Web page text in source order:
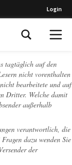
Login
tagtäglich auf den
nicht vorenthalten
bearbeitete und auf
Dritter. Welche damit
außerhalb
verantwortlich, die
dazu wenden Sie
der